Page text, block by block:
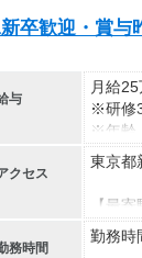
卒歓迎・賞与
与
月給
※研修
※年齢
■残業
■通勤
■資格
クセス
東京都
【最寄
新宿駅
務時間
勤務時